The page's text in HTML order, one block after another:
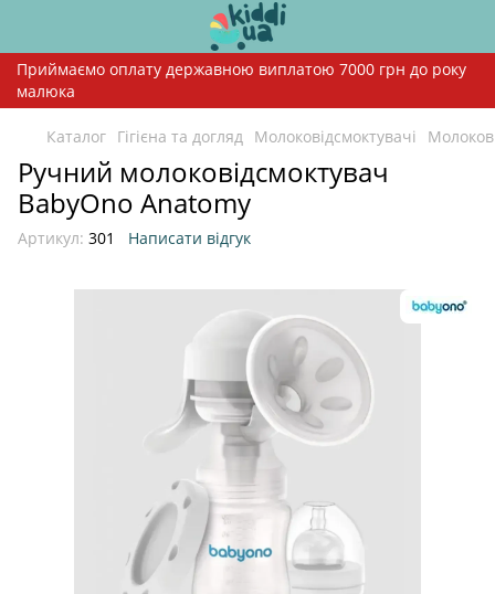
Приймаємо оплату державною виплатою 7000 грн до року
малюка
Каталог Гігієна та догляд Молоковідсмоктувачі
Ручний молоковідсмоктувач
BabyOno Anatomy
Артикул: 301 Написати відгук